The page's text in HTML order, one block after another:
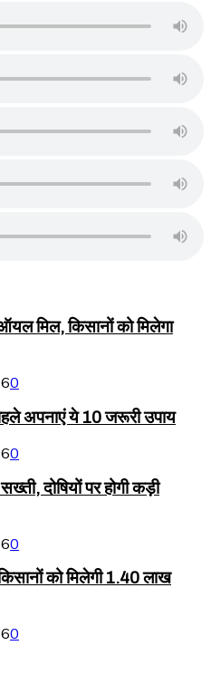
मिल, किसानों को मिलेगा
0
अपनाएं ये 10 जरूरी उपाय
0
दोषियों पर होगी कड़ी
0
को मिलेगी 1.40 लाख
0